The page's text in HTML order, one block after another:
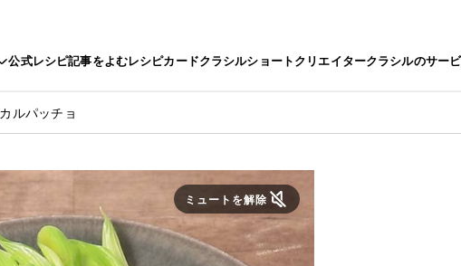
公式レシピ記事をよむレシピカードクラシルショートクリエイタークラシルのサー
ルパッチョ
ミュートを解除